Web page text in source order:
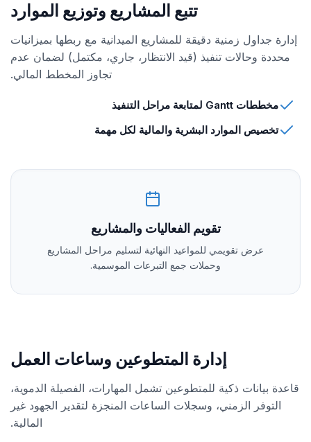
تتبع المشاريع وتوزيع الموارد
إدارة جداول زمنية دقيقة للمشاريع الميدانية مع ربطها بميزانيات
محددة وحالات تنفيذ (قيد الانتظار، جاري، مكتمل) لضمان عدم
تجاوز المخطط المالي.
مخططات Gantt لمتابعة مراحل التنفيذ
تخصيص الموارد البشرية والمالية لكل مهمة
تقويم الفعاليات والمشاريع
عرض تقويمي للمواعيد النهائية لتسليم مراحل المشاريع
وحملات جمع التبرعات الموسمية.
إدارة المتطوعين وساعات العمل
قاعدة بيانات ذكية للمتطوعين تشمل المهارات، الفصيلة الدموية،
التوفر الزمني، وسجلات الساعات المنجزة لتقدير الجهود غير
المالية.